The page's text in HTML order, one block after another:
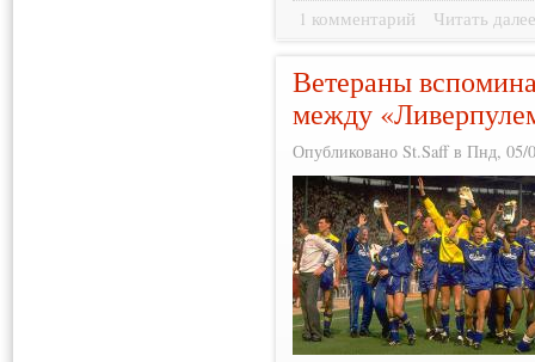
1 комментарий Читать
Ветераны
между
Опубликовано St.Saff в Пнд, 05/